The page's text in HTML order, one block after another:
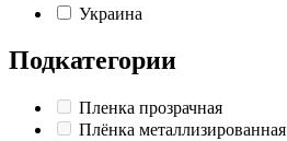
Украина
Подкатегории
Пленка прозрачная
Плёнка металлизированная